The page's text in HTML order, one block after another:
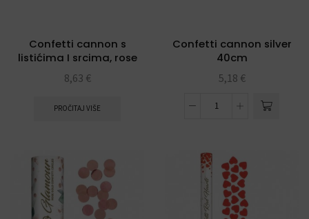
Confetti cannon s
listićima I srcima, rose
gold 60cm
8,63 €
PROČITAJ VIŠE
Confetti cannon silver
40cm
5,18 €